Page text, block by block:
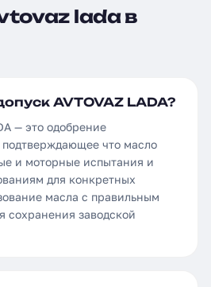
lada в
AVTOVAZ LADA?
— это одобрение
подтверждающее что масло
и моторные испытания и
для конкретных
масла с правильным
сохранения заводской